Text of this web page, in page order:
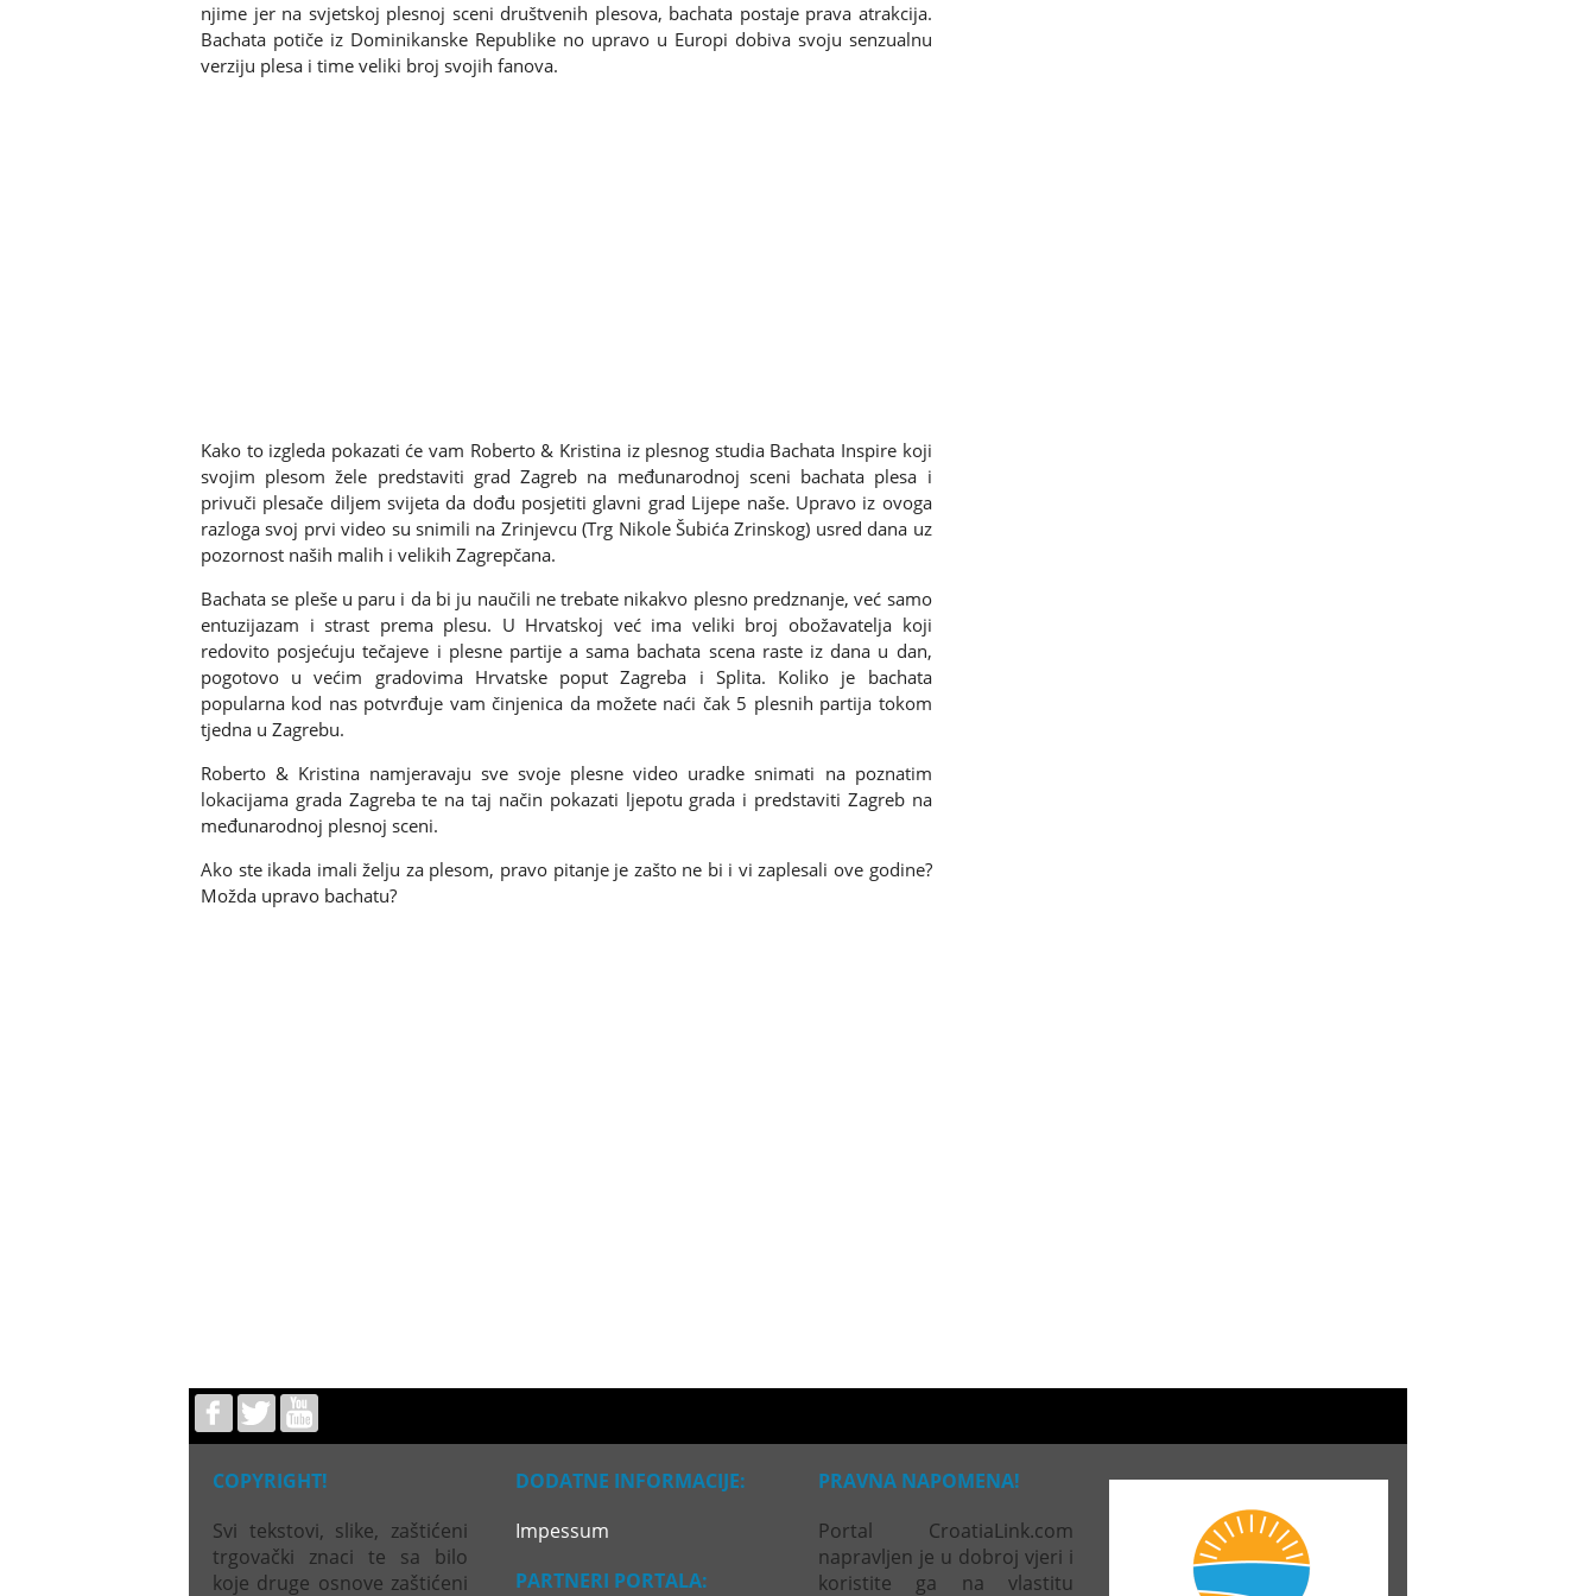
njime jer na svjetskoj plesnoj sceni društvenih plesova, bachata postaje prava atrakcija.
Bachata potiče iz Dominikanske Republike no upravo u Europi dobiva svoju senzualnu
verziju plesa i time veliki broj svojih fanova.
Kako to izgleda pokazati će vam Roberto & Kristina iz plesnog studia Bachata Inspire koji
svojim plesom žele predstaviti grad Zagreb na međunarodnoj sceni bachata plesa i
privuči plesače diljem svijeta da dođu posjetiti glavni grad Lijepe naše. Upravo iz ovoga
razloga svoj prvi video su snimili na Zrinjevcu (Trg Nikole Šubića Zrinskog) usred dana uz
pozornost naših malih i velikih Zagrepčana.
Bachata se pleše u paru i da bi ju naučili ne trebate nikakvo plesno predznanje, već samo
entuzijazam i strast prema plesu. U Hrvatskoj već ima veliki broj obožavatelja koji
redovito posjećuju tečajeve i plesne partije a sama bachata scena raste iz dana u dan,
pogotovo u većim gradovima Hrvatske poput Zagreba i Splita. Koliko je bachata
popularna kod nas potvrđuje vam činjenica da možete naći čak 5 plesnih partija tokom
tjedna u Zagrebu.
Roberto & Kristina namjeravaju sve svoje plesne video uradke snimati na poznatim
lokacijama grada Zagreba te na taj način pokazati ljepotu grada i predstaviti Zagreb na
međunarodnoj plesnoj sceni.
Ako ste ikada imali želju za plesom, pravo pitanje je zašto ne bi i vi zaplesali ove godine?
Možda upravo bachatu?
COPYRIGHT!
Svi tekstovi, slike, zaštićeni
trgovački znaci te sa bilo
koje druge osnove zaštićeni
DODATNE INFORMACIJE:
Impessum
PARTNERI PORTALA:
PRAVNA NAPOMENA!
Portal CroatiaLink.com
napravljen je u dobroj vjeri i
koristite ga na vlastitu